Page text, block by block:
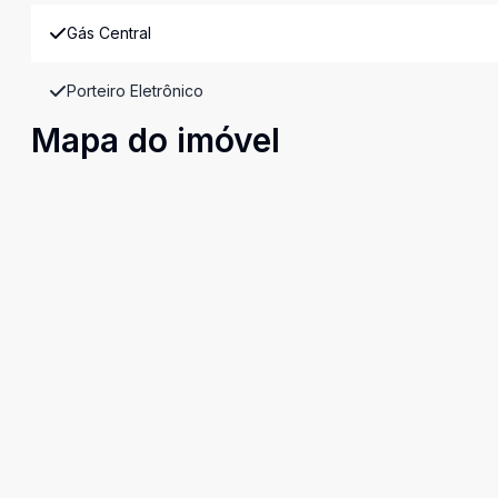
Gás Central
Porteiro Eletrônico
Mapa do imóvel